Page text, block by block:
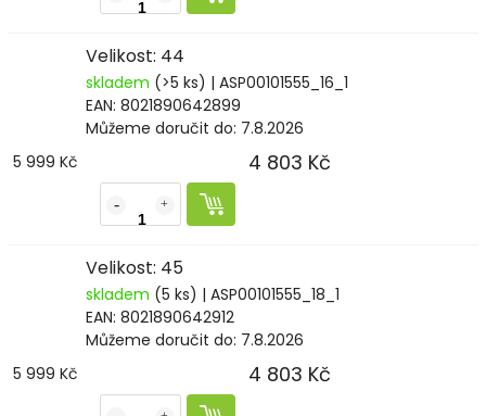
Velikost: 44
skladem (>5 ks) | ASP00101555_16_1
EAN: 8021890642899
Můžeme doručit do: 7.8.2026
5 999 Kč
4 803 Kč
Velikost: 45
skladem (5 ks) | ASP00101555_18_1
EAN: 8021890642912
Můžeme doručit do: 7.8.2026
5 999 Kč
4 803 Kč